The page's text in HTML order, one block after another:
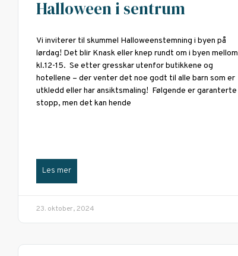
Halloween i sentrum
Vi inviterer til skummel Halloweenstemning i byen på
lørdag! Det blir Knask eller knep rundt om i byen mellom
kl.12-15. Se etter gresskar utenfor butikkene og
hotellene – der venter det noe godt til alle barn som er
utkledd eller har ansiktsmaling! Følgende er garanterte
stopp, men det kan hende
Les mer
23. oktober, 2024